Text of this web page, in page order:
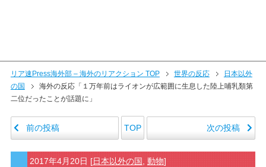
リア速Press海外部 – 海外のリアクション TOP 世界の反応
日本以外
の国
海外の反応「１万年前はライオンが広範囲に生息した陸上哺乳類第
二位だったことが話題に」
前の投稿 TOP 次の投稿
2017年4月20日 [日本以外の国, 動物]